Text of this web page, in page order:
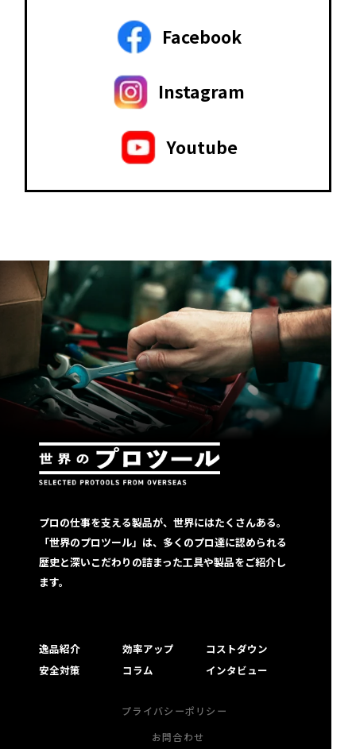
Facebook
Instagram
Youtube
プロの仕事を支える製品が、世界にはたくさんある。
「世界のプロツール」は、多くのプロ達に認められる
歴史と深いこだわりの詰まった工具や製品をご紹介し
ます。
逸品紹介 効率アップ
コストダウン
安全対策
コラム インタビュー
プライバシーポリシー
お問合わせ